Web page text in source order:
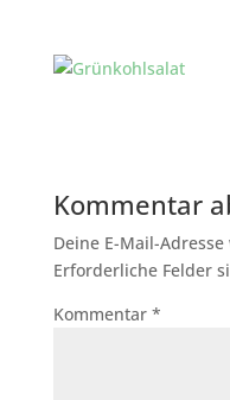
Kommentar
Deine E-Mail-
Erforderliche Felder
Kommentar *